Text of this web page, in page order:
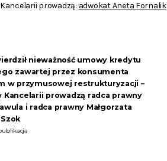
prowadzą: adwokat Aneta Fornalik
nieważność umowy kredytu
zawartej przez konsumenta
w przymusowej restrukturyzacji –
Kancelarii prowadzą radca prawny
i radca prawny Małgorzata